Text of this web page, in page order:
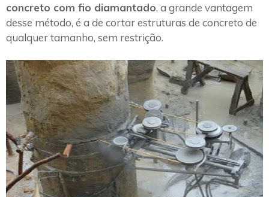
concreto com fio diamantado, a grande vantagem
desse método, é a de cortar estruturas de concreto de
qualquer tamanho, sem restrição.